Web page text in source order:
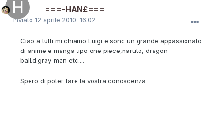
===-HAN£===
Inviato 12 aprile 2010, 16:02
Ciao a tutti mi chiamo Luigi e sono un grande appassionato
di anime e manga tipo one piece,naruto, dragon
ball.d.gray-man etc....
Spero di poter fare la vostra conoscenza